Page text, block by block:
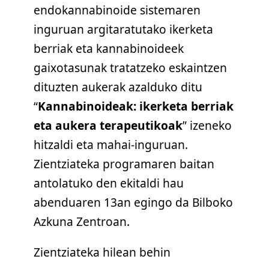
endokannabinoide sistemaren
inguruan argitaratutako ikerketa
berriak eta kannabinoideek
gaixotasunak tratatzeko eskaintzen
dituzten aukerak azalduko ditu
“Kannabinoideak: ikerketa berriak
eta aukera terapeutikoak” izeneko
hitzaldi eta mahai-inguruan.
Zientziateka programaren baitan
antolatuko den ekitaldi hau
abenduaren 13an egingo da Bilboko
Azkuna Zentroan.
Zientziateka hilean behin